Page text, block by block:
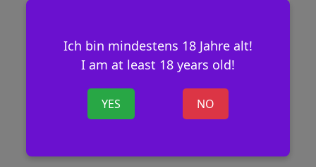
Ich bin mindestens 18 Jahre alt!
I am at least 18 years old!
YES NO